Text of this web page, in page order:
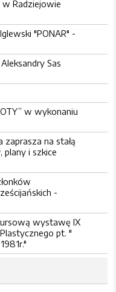
Radziejowie
"PONAR" -
Sas
w wykonaniu
zaprasza na stałą
plany i szkice
-
wystawę IX
pt. "